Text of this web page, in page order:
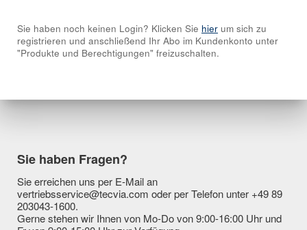
Sie haben noch keinen Login? Klicken Sie hier um sich zu
registrieren und anschließend Ihr Abo im Kundenkonto unter
"Produkte und Berechtigungen" freizuschalten.
Sie haben Fragen?
Sie erreichen uns per E-Mail an
vertriebsservice@tecvia.com oder per Telefon unter +49 89
203043-1600.
Gerne stehen wir Ihnen von Mo-Do von 9:00-16:00 Uhr und